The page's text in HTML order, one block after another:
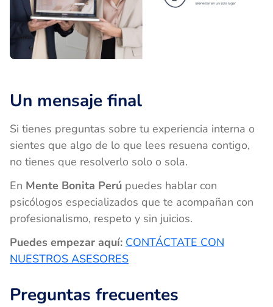
Un mensaje final
Si tienes preguntas sobre tu experiencia interna o
sientes que algo de lo que lees resuena contigo,
no tienes que resolverlo solo o sola.
En Mente Bonita Perú puedes hablar con
psicólogos especializados que te acompañan con
profesionalismo, respeto y sin juicios.
Puedes empezar aquí: CONTÁCTATE CON
NUESTROS ASESORES
Preguntas frecuentes